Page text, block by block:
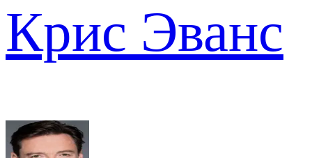
Крис Эванс